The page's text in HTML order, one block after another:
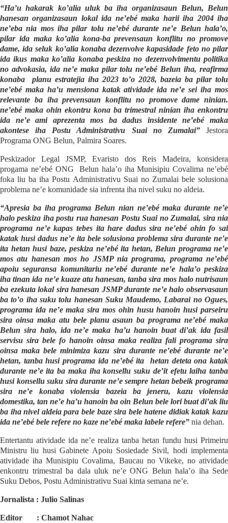
“Ha’u hakarak ko’alia uluk ba iha organizasaun Belun, Belun
hanesan organizasaun lokal ida ne’ebé maka harii iha 2004 iha
ne’eba nia mos iha pilar tolu ne’ebé durante ne’e Belun hala’o,
pilar ida maka ko’alia kona-ba prevensaun konflitu no promove
dame, ida seluk ko’alia konaba dezenvolve kapasidade feto no pilar
ida ikus maka ko’alia konaba peskiza no dezenvolvimentu politika
no advokasia, ida ne’e maka pilar tolu ne’ebé Belun iha, reafirma
konaba
planu estratejia iha 2023 to’o 2028, bazeia ba pilar tolu
ne’ebé maka ha’u mensiona katak atividade ida ne’e sei iha mos
relevante ba iha prevensaun konflitu no promove dame ninian.
ne’ebé maka ohin ekontru kona ba trimestral ninian iha enkontru
ida ne’e ami aprezenta mos ba dadus insidente ne’ebé maka
akontese iha Postu Administrativu Suai no Zumalai”Jestora
Programa ONG Belun, Palmira Soares.
Peskizador Legal JSMP, Evaristo dos Reis Madeira, konsidera
progama ne’ebé ONG
Belun hala’o iha Munisipiu Covalima ne’ebé
foka liu ba iha Postu Administrativu Suai no Zumalai bele solusiona
problema ne’e komunidade sia infrenta iha nivel suku no aldeia.
“Apresia ba iha programa Belun nian ne’ebé maka durante ne’e
halo peskiza iha postu rua hanesan Postu Suai no Zumalai, sira nia
programa ne’e kapas tebes ita hare dadus sira ne’ebé ohin fo sai
katak husi dadus ne’e ita bele solusiona problema sira durante ne’e
ita hetan husi baze, peskiza ne’ebé ita hetan, Belun programa ne’e
mos atu hanesan mos ho JSMP nia programa, programa ne’ebé
apoiu seguransa komunitariu ne’ebé durante ne’e hala’o peskiza
iha tinan ida ne’e kuaze atu hanesan, tanba sira mos halo nutrisaun
ba ezekuta lokal sira hanesan JSMP durante ne’e halo observasaun
ba to’o iha suku tolu hanesan Suku Maudemo, Labarai no Ogues,
programa ida ne’e maka sira mos ohin husu hanoin husi parseiru
sira oinsa maka atu bele planu asaun ba programa ne’ebé maka
Belun sira halo, ida ne’e maka ha’u hanoin buat di’ak ida fasil
servisu sira bele fo hanoin oinsa maka realiza fali programa sira
oinsa maka bele minimiza kazu sira durante ne’ebé durante ne’e
hetan, tanba husi programa ida ne’ebé ita
hetan deteta ona katak
durante ne’e ita ba maka iha konsellu suku de’it efetu laiha tanba
husi konsellu suku sira durante ne’e sempre hetan bebeik programa
sira ne’e konaba violensia bazeia ba jeneru, kazu violensia
domestika, tan ne’e ha’u hanoin ba oin Belun bele lori buat di’ak liu
ba iha nivel aldeia para bele baze sira bele hatene didiak katak kazu
ida ne’ebé bele refere no kaze ne’ebé maka labele refere” nia dehan.
Entertantu atividade ida ne’e realiza tanba hetan fundu husi Primeiru
Ministru liu husi Gabinete Apoiu Sosiedade Sivil, hodi implementa
atividade iha Munisipiu Covalima, Baucau no Vikeke, no atividade
enkontru trimestral ba dala uluk ne’e ONG Belun hala’o iha Sede
Suku Debos, Postu Administrativu Suai kinta semana ne’e.
Jornalista : Julio Salinas
Editor : Chamot Nahac